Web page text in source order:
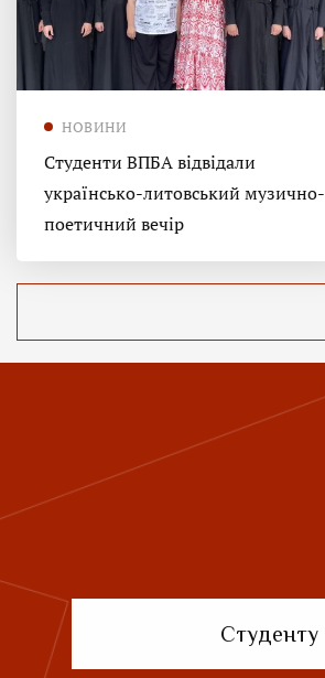
НОВИНИ
Студенти ВПБА відвідали
українсько-литовський музично-
поетичний вечір
Студенту